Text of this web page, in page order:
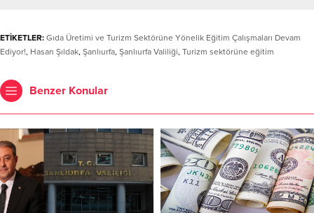
ETİKETLER: Gıda Üretimi ve Turizm Sektörüne Yönelik Eğitim Çalışmaları Devam
Ediyor!, Hasan Şıldak, Şanlıurfa, Şanlıurfa Valiliği, Turizm sektörüne eğitim
Benzer Konular